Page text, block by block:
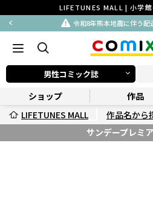
LIFETUNES MALL | 小学
令和8年熊本地震に伴う配
男性コミック誌
ショップ 作品
LIFETUNES MALL
作品名から
サンデープレミ